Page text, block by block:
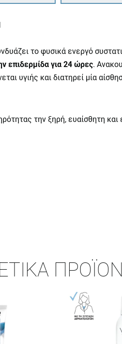
το φυσικά ενεργό
επιδερμίδα για 24 ώρες.
υγιής και διατηρεί μία
την ξηρή, ευαίσθητη και